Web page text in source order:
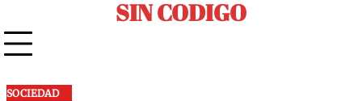
to
content
SIN CODIGO
SOCIEDAD